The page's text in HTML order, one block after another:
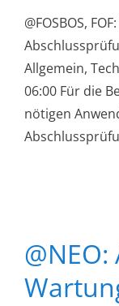
@FOSBOS,
Allgemein,
06:00 Für die
nötigen